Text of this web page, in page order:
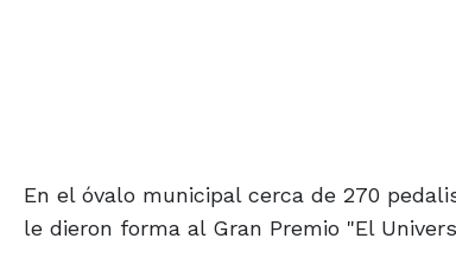
En el óvalo municipal cerca de 270
le dieron forma al Gran Premio "El